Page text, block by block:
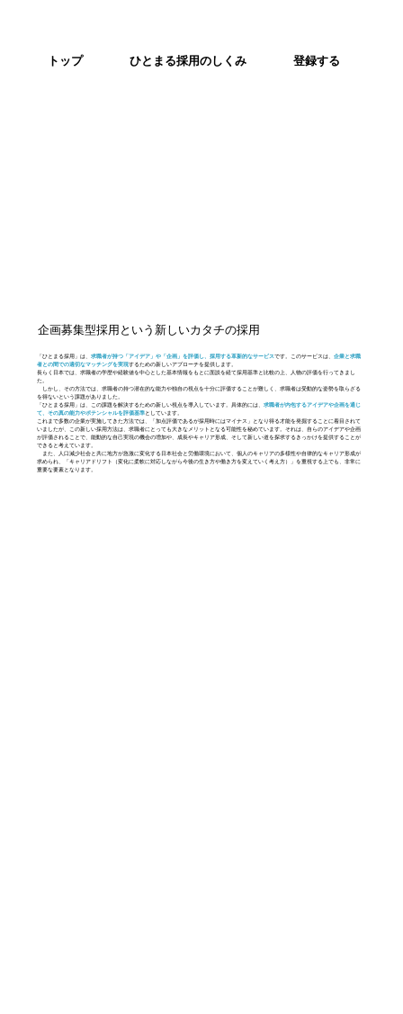
トップ ひとまる採用のしくみ 登録する
企画募集型採用という新しいカタチの採用
「ひとまる採用」は、 求職者が持つ「アイデア」や「企画」を評価し、採用する革新的なサービスです。このサービスは、 企業と求職
者との間での適切なマッチングを実現するための新しいアプローチを提供します。
長らく日本では、求職者の学歴や経験値を中心とした基本情報をもとに面談を経て採用基準と比較の上、人物の評価を行ってきまし
た。
しかし、その方法では、求職者の持つ潜在的な能力や独自の視点を十分に評価することが難しく、求職者は受動的な姿勢を取らざる
を得ないという課題がありました。
「ひとまる採用」は、この課題を解決するための新しい視点を導入しています。具体的には、 求職者が内包するアイデアや企画を通じ
て、その真の能力やポテンシャルを評価基準としています。
これまで多数の企業が実施してきた方法では、「加点評価であるが採用時にはマイナス」となり得る才能を発掘することに着目されて
いましたが、この新しい採用方法は、求職者にとっても大きなメリットとなる可能性を秘めています。それは、自らのアイデアや企画
が評価されることで、能動的な自己実現の機会の増加や、成長やキャリア形成、そして新しい道を探求するきっかけを提供することが
できると考えています。
また、人口減少社会と共に地方が急激に変化する日本社会と労働環境において、個人のキャリアの多様性や自律的なキャリア形成が
求められ、「キャリアドリフト（変化に柔軟に対応しながら今後の生き方や働き方を変えていく考え方）」を重視する上でも、非常に
重要な要素となります。